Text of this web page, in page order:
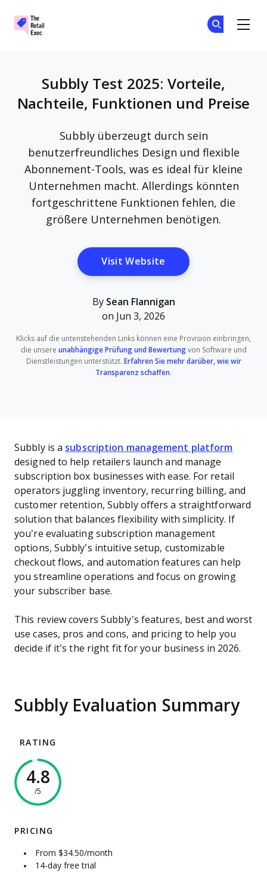
Subbly Test 2025: Vorteile,
Nachteile, Funktionen und Preise
Subbly überzeugt durch sein
benutzerfreundliches Design und flexible
Abonnement-Tools, was es ideal für kleine
Unternehmen macht. Allerdings könnten
fortgeschrittene Funktionen fehlen, die
größere Unternehmen benötigen.
Visit Website Opens New Window
By Sean Flannigan
on Jun 3, 2026
Klicks auf die untenstehenden Links können eine Provision einbringen,
die unsere unabhängige Prüfung und Bewertungvon Software und
Dienstleistungen unterstützt. Erfahren Sie mehr darüber, wie wir
Transparenz schaffen.
Subbly is a subscription management platform
designed to help retailers launch and manage
subscription box businesses with ease. For retail
operators juggling inventory, recurring billing, and
customer retention, Subbly offers a straightforward
solution that balances flexibility with simplicity. If
you’re evaluating subscription management
options, Subbly’s intuitive setup, customizable
checkout flows, and automation features can help
you streamline operations and focus on growing
your subscriber base.
This review covers Subbly’s features, best and worst
use cases, pros and cons, and pricing to help you
decide if it’s the right fit for your business in 2026.
Subbly Evaluation Summary
RATING
4.8
/5
PRICING
From $34.50/month
14-day free trial